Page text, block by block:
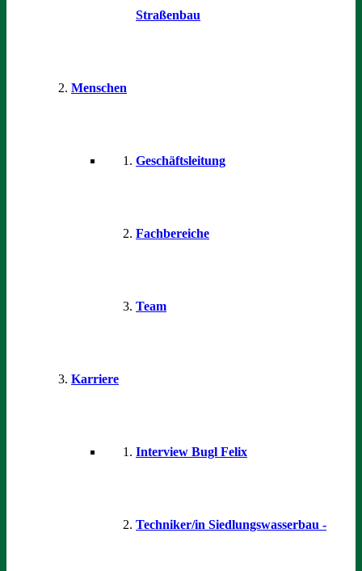
Straßenbau
Menschen
Geschäftsleitung
Fachbereiche
Team
Karriere
Interview Bugl Felix
Techniker/in Siedlungswasserbau -